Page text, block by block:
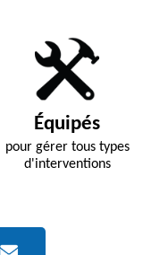
Équipés
pour gérer tous types
d'interventions